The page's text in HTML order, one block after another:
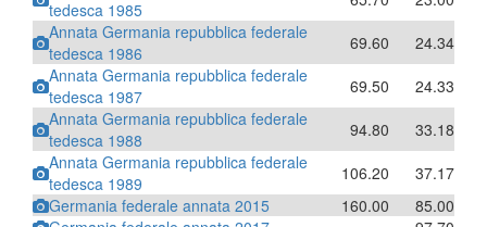
tedesca 1985
Annata Germania repubblica federale
tedesca 1986
69.60
24.34
Annata Germania repubblica federale
tedesca 1987
69.50
24.33
Annata Germania repubblica federale
tedesca 1988
94.80
33.18
Annata Germania repubblica federale
tedesca 1989
106.20
37.17
Germania federale annata 2015
160.00
85.00